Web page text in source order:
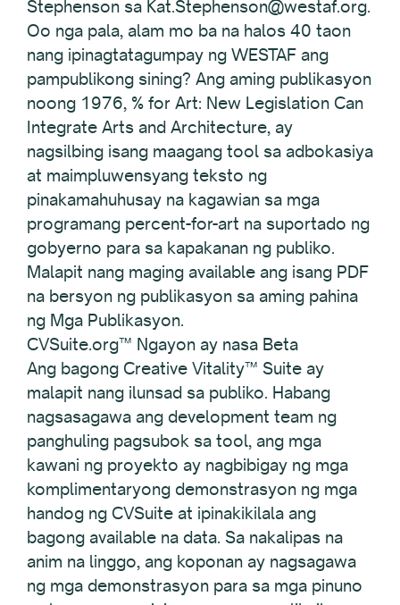
Stephenson sa Kat.Stephenson@westaf.org.
Oo nga pala, alam mo ba na halos 40 taon
nang ipinagtatagumpay ng WESTAF ang
pampublikong sining? Ang aming publikasyon
noong 1976, % for Art: New Legislation Can
Integrate Arts and Architecture, ay
nagsilbing isang maagang tool sa adbokasiya
at maimpluwensyang teksto ng
pinakamahuhusay na kagawian sa mga
programang percent-for-art na suportado ng
gobyerno para sa kapakanan ng publiko.
Malapit nang maging available ang isang PDF
na bersyon ng publikasyon sa aming pahina
ng Mga Publikasyon.
CVSuite.org™ Ngayon ay nasa Beta
Ang bagong Creative Vitality™ Suite ay
malapit nang ilunsad sa publiko. Habang
nagsasagawa ang development team ng
panghuling pagsubok sa tool, ang mga
kawani ng proyekto ay nagbibigay ng mga
komplimentaryong demonstrasyon ng mga
handog ng CVSuite at ipinakikilala ang
bagong available na data. Sa nakalipas na
anim na linggo, ang koponan ay nagsagawa
ng mga demonstrasyon para sa mga pinuno